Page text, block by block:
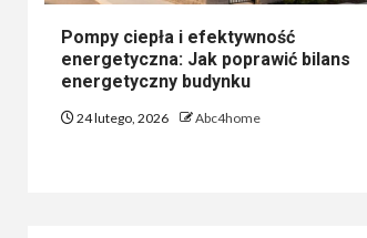
Pompy ciepła i efektywność
energetyczna: Jak poprawić bilans
energetyczny budynku
24 lutego, 2026 Abc4home